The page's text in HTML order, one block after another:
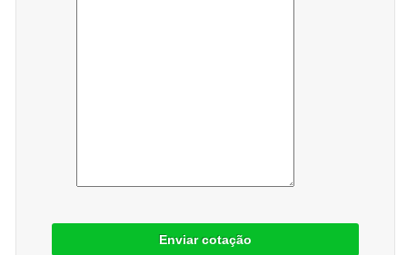
Enviar cotação